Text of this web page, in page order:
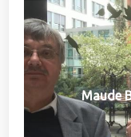
Maude